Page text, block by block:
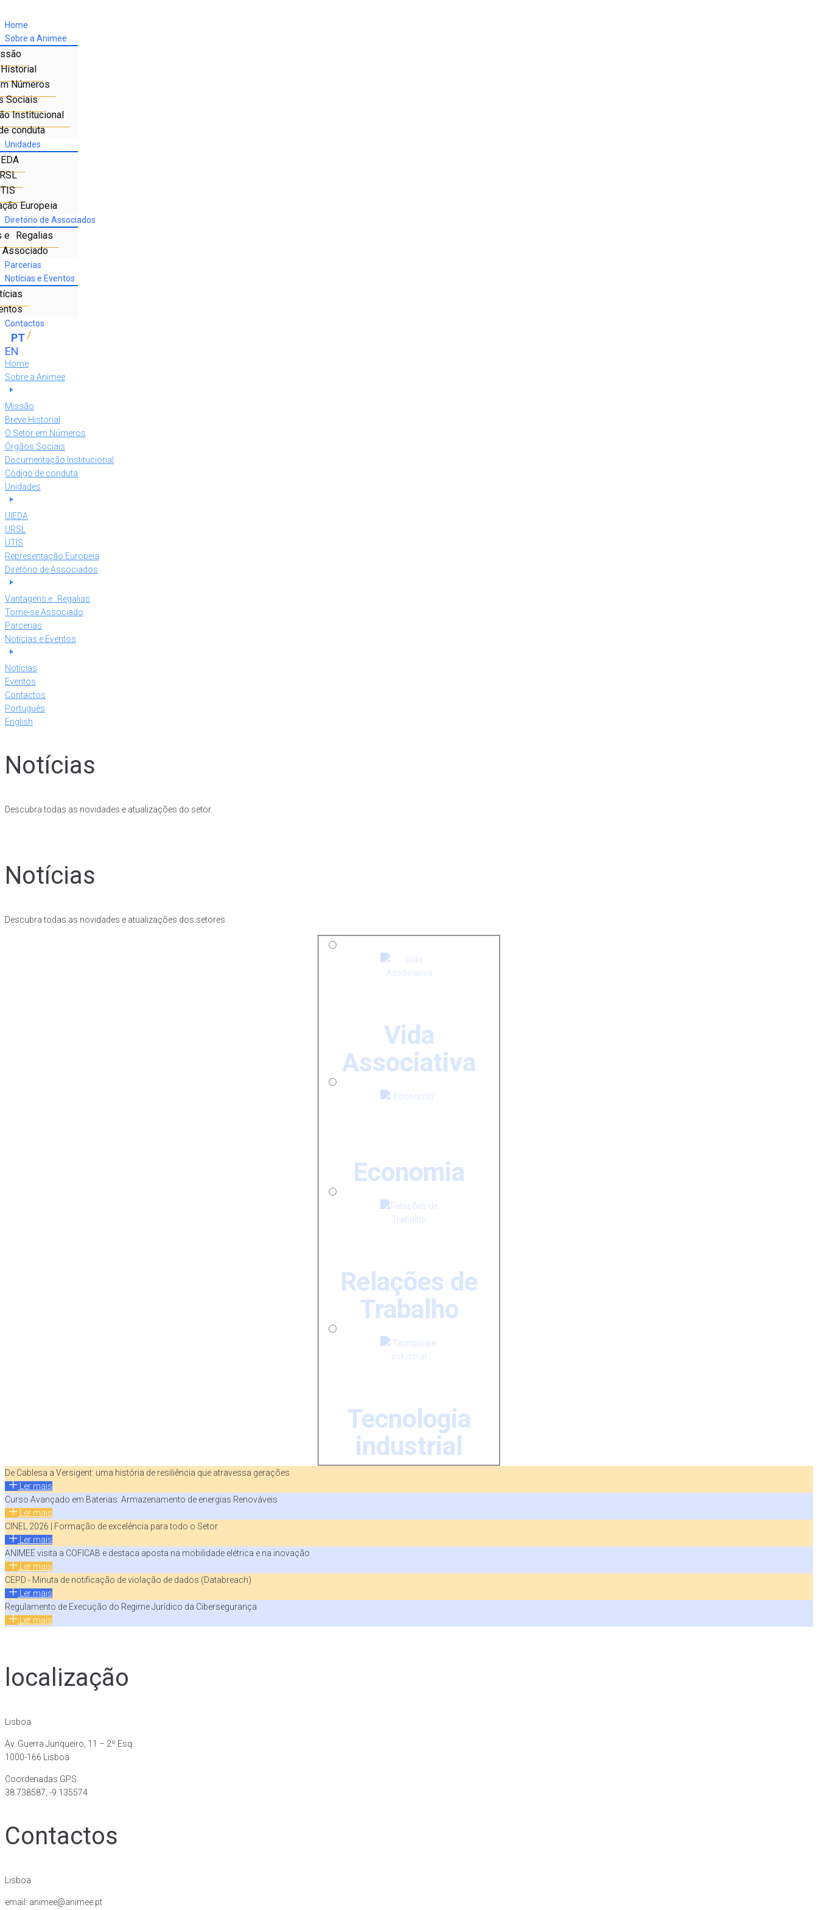
Home
Sobre a Animee
Números
Sociais
Institucional
conduta
Unidades
Europeia
Diretório de Associados
e Regalias
Associado
Parcerias
Notícias e Eventos
Contactos
Home
Sobre a Animee
Missão
Breve Historial
O Setor em Números
Órgãos Sociais
Documentação Institucional
Código de conduta
Unidades
UIEDA
URSL
UTIS
Representação Europeia
Diretório de Associados
Vantagens e Regalias
Torne-se Associado
Parcerias
Notícias e Eventos
Notícias
Eventos
Contactos
Português
English
Notícias
Descubra todas as novidades e atualizações do setor.
Notícias
Descubra todas as novidades e atualizações dos setores
Vida
Associativa
Economia
Relações de
Trabalho
Tecnologia
industrial
De Cablesa a Versigent: uma história de resiliência que atravessa gerações
Ler mais
Curso Avançado em Baterias: Armazenamento de energias Renováveis
Ler mais
CINEL 2026 | Formação de excelência para todo o Setor
Ler mais
ANIMEE visita a COFICAB e destaca aposta na mobilidade elétrica e na inovação
Ler mais
CEPD - Minuta de notificação de violação de dados (Databreach)
Ler mais
Regulamento de Execução do Regime Jurídico da Cibersegurança
Ler mais
localização
Lisboa
Av. Guerra Junqueiro, 11 – 2º Esq.
1000-166 Lisboa
Coordenadas GPS:
38.738587, -9.135574
Contactos
Lisboa
email: animee@animee.pt